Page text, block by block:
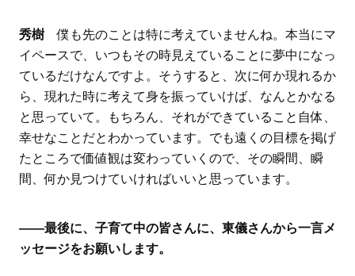
秀樹僕も先のことは特に考えていませんね。本当にマ
イペースで、いつもその時見えていることに夢中になっ
ているだけなんですよ。そうすると、次に何か現れるか
ら、現れた時に考えて身を振っていけば、なんとかなる
と思っていて。もちろん、それができていること自体、
幸せなことだとわかっています。でも遠くの目標を掲げ
たところで価値観は変わっていくので、その瞬間、瞬
間、何か見つけていければいいと思っています。
――最後に、子育て中の皆さんに、東儀さんから一言メ
ッセージをお願いします。